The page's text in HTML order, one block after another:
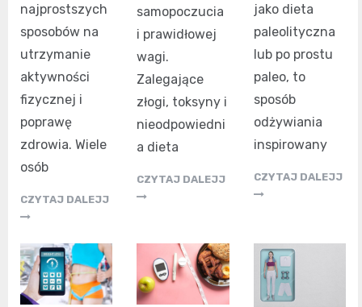
najprostszych
sposobów na
utrzymanie
aktywności
fizycznej i
poprawę
zdrowia. Wiele
osób
CZYTAJ DALEJJ
samopoczucia
i prawidłowej
wagi.
Zalegające
złogi, toksyny i
nieodpowiedni
a dieta
CZYTAJ DALEJJ
jako dieta
paleolityczna
lub po prostu
paleo, to
sposób
odżywiania
inspirowany
CZYTAJ DALEJJ